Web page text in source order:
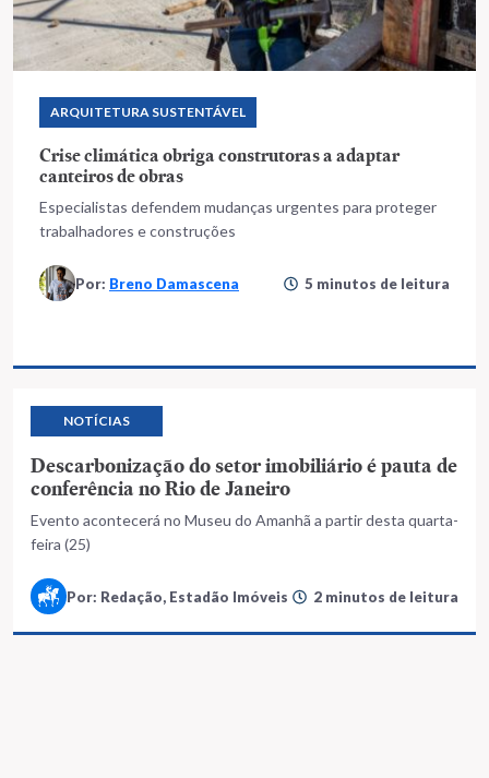
ARQUITETURA SUSTENTÁVEL
Crise climática obriga construtoras a adaptar
canteiros de obras
Especialistas defendem mudanças urgentes para proteger
trabalhadores e construções
Por: Breno Damascena 5 minutos de leitura
NOTÍCIAS
Descarbonização do setor imobiliário é pauta de
conferência no Rio de Janeiro
Evento acontecerá no Museu do Amanhã a partir desta quarta-
feira (25)
Por: Redação, Estadão Imóveis 2 minutos de leitura